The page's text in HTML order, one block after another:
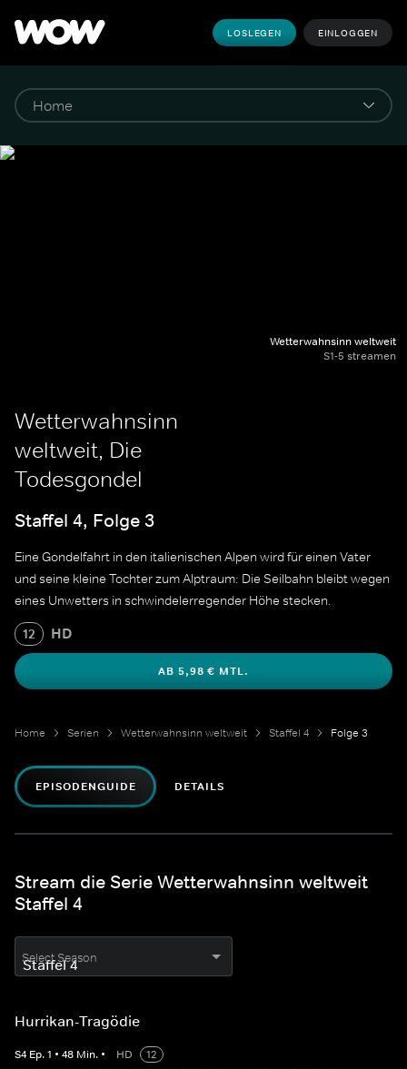
LOSLEGEN EINLOGGEN
Wetterwahnsinn weltweit
S1-5 streamen
Wetterwahnsinn
weltweit, Die
Todesgondel
Staffel 4, Folge 3
Eine Gondelfahrt in den italienischen Alpen wird für einen Vater
und seine kleine Tochter zum Alptraum: Die Seilbahn bleibt wegen
eines Unwetters in schwindelerregender Höhe stecken.
12 HD
AB 5,98 € MTL.
Home Serien Wetterwahnsinn weltweit Staffel 4 Folge 3
EPISODENGUIDE DETAILS
Stream die Serie Wetterwahnsinn weltweit
Staffel 4
Select Season
Hurrikan-Tragödie
S4 Ep.1 • 48 Min. • HD
12